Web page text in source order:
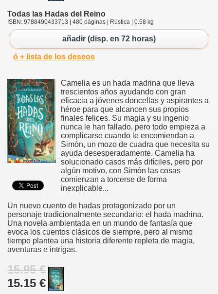
Todas las Hadas del Reino
ISBN: 9788490433713 | 480 páginas | Rústica | 0.58 kg
añadir (disp. en 72 horas)
ó + lista de los deseos
Camelia es un hada madrina que lleva
trescientos años ayudando con gran
eficacia a jóvenes doncellas y aspirantes a
héroe para que alcancen sus propios
finales felices. Su magia y su ingenio
nunca le han fallado, pero todo empieza a
complicarse cuando le encomiendan a
Simón, un mozo de cuadra que necesita su
ayuda desesperadamente. Camelia ha
solucionado casos más difíciles, pero por
algún motivo, con Simón las cosas
comienzan a torcerse de forma
inexplicable...
Un nuevo cuento de hadas protagonizado por un
personaje tradicionalmente secundario: el hada madrina.
Una novela ambientada en un mundo de fantasía que
evoca los cuentos clásicos de siempre, pero al mismo
tiempo plantea una historia diferente repleta de magia,
aventuras e intrigas.
15.95 €
15.15 €